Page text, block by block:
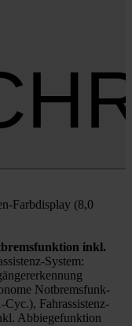
Farb­dis­play (8,0
inkl.
Sys­tem:
Not­brems­funk­
Fahr­as­sis­tenz-
Abbie­ge­funk­ti­on